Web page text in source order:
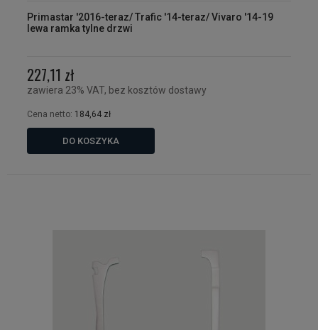
Primastar '2016-teraz/ Trafic '14-teraz/ Vivaro '14-19
lewa ramka tylne drzwi
227,11 zł
zawiera 23% VAT, bez kosztów dostawy
Cena netto: 184,64 zł
DO KOSZYKA